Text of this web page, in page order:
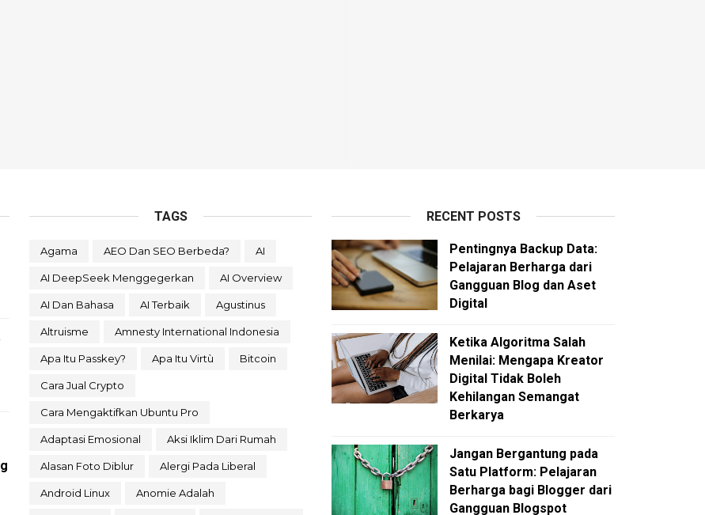
TAGS
Agama AEO Dan SEO Berbeda? AI
AI DeepSeek Menggegerkan AI Overview
AI Dan Bahasa AI Terbaik Agustinus
Altruisme Amnesty International Indonesia
Apa Itu Passkey? Apa Itu Virtù Bitcoin
Cara Jual Crypto
Cara Mengaktifkan Ubuntu Pro
Adaptasi Emosional Aksi Iklim Dari Rumah
Alasan Foto Diblur Alergi Pada Liberal
Android Linux Anomie Adalah
RECENT POSTS
Pentingnya Backup Data:
Pelajaran Berharga dari
Gangguan Blog dan Aset
Digital
Ketika Algoritma Salah
Menilai: Mengapa Kreator
Digital Tidak Boleh
Kehilangan Semangat
Berkarya
Jangan Bergantung pada
Satu Platform: Pelajaran
Berharga bagi Blogger dari
Gangguan Blogspot